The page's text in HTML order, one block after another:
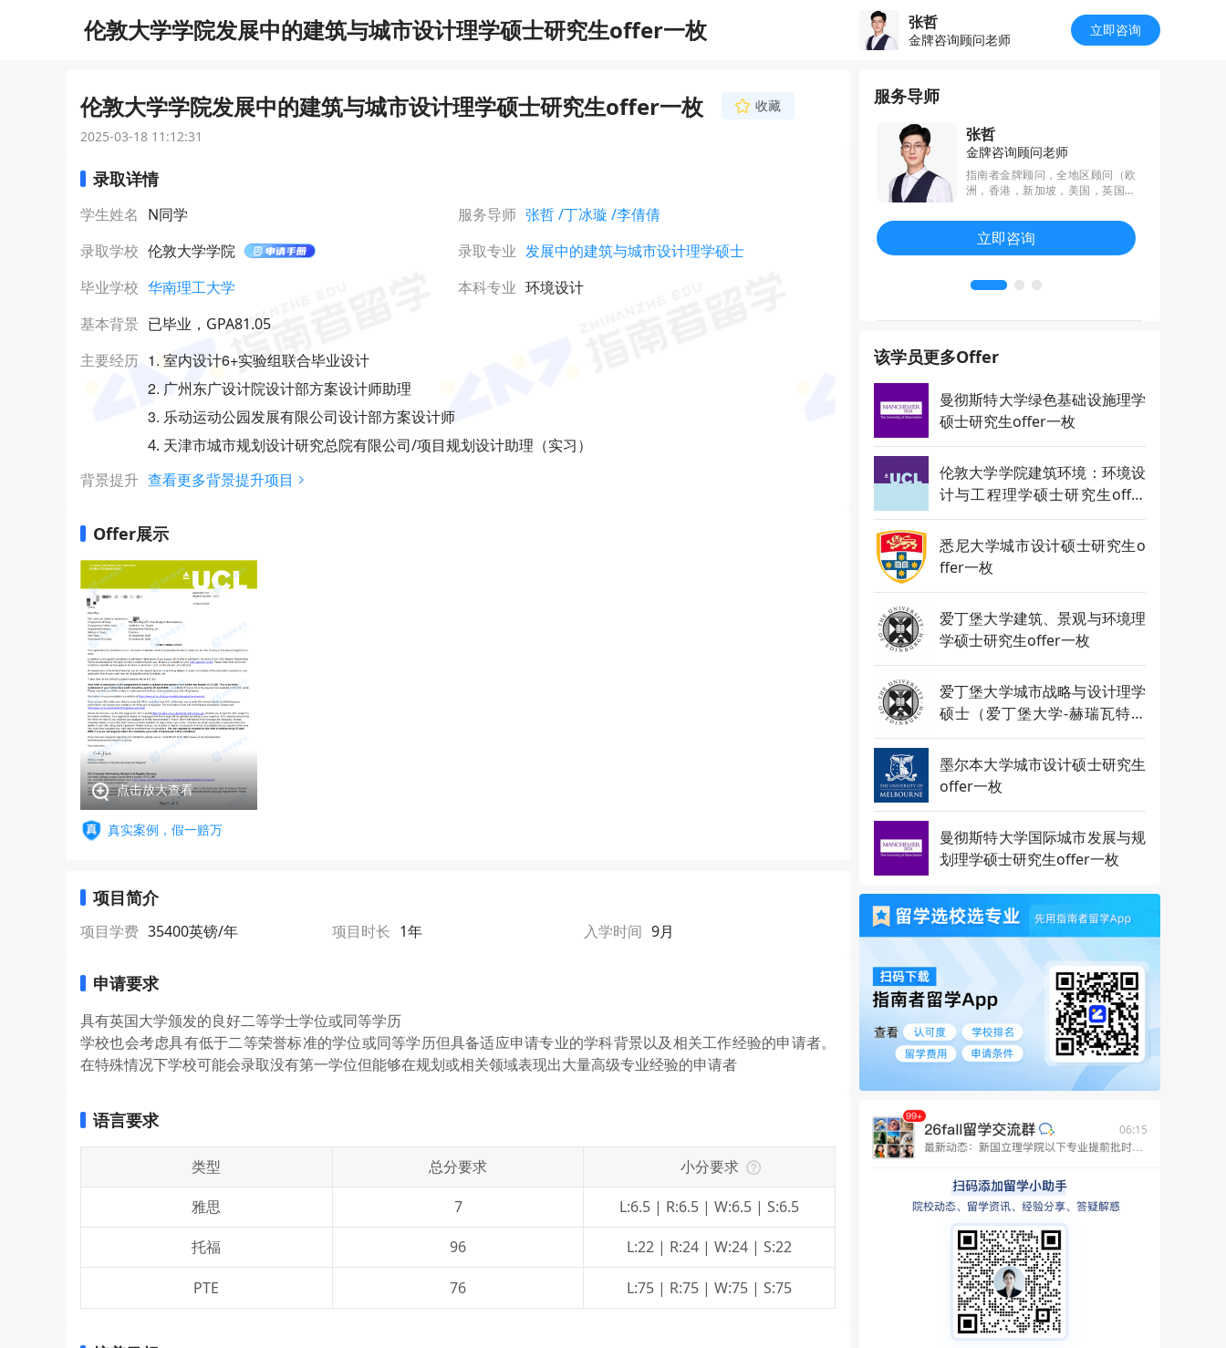
伦敦大学学院发展中的建筑与城市设计理学硕士研究生offer一枚 张哲
金牌咨询顾问老师
立即咨询
伦敦大学学院发展中的建筑与城市设计理学硕士研究生offer一枚
收藏
2025-03-18 11:12:31
录取详情
学生姓名 N同学 服务导师 张哲/丁冰璇 /李倩倩
录取学校 伦敦大学学院 录取专业 发展中的建筑与城市设计理学硕士
毕业学校 华南理工大学 本科专业 环境设计
基本背景 已毕业，GPA81.05
主要经历 1. 室内设计6+实验组联合毕业设计
2. 广州东广设计院设计部方案设计师助理
3. 乐动运动公园发展有限公司设计部方案设计师
4. 天津市城市规划设计研究总院有限公司/项目规划设计助理（实习）
背景提升 查看更多背景提升项目
Offer展示
点击放大查看
真实案例，假一赔万
项目简介
项目学费 35400英镑/年 项目时长 1年 入学时间 9月
申请要求
具有英国大学颁发的良好二等学士学位或同等学历
学校也会考虑具有低于二等荣誉标准的学位或同等学历但具备适应申请专业的学科背景以及相关工作经验的申请者。
在特殊情况下学校可能会录取没有第一学位但能够在规划或相关领域表现出大量高级专业经验的申请者
语言要求
类型 总分要求
小分要求
雅思
7
L:6.5 | R:6.5 | W:6.5 | S:6.5
托福
96 L:22 | R:24 | W:24 | S:22
PTE 76 L:75 | R:75 | W:75 | S:75
服务导师
与申请逻辑，能结合学生背景进行
张哲
金牌咨询顾问老师
指南者金牌顾问，全地区顾问（欧
洲，香港，新加坡，美国，英国，
区负责人，多次带学生斩获耶鲁，
斯坦福，剑桥，NUS等世界顶级名
校录取，有创业经历，认知高，熟
各专业信息，挖掘学生亮点，通过
立即咨询
该学员更多Offer
曼彻斯特大学绿色基础设施理学
硕士研究生offer一枚
伦敦大学学院建筑环境：环境设
计与工程理学硕士研究生offer
一枚
悉尼大学城市设计硕士研究生o
ffer一枚
爱丁堡大学建筑、景观与环境理
学硕士研究生offer一枚
爱丁堡大学城市战略与设计理学
硕士（爱丁堡大学-赫瑞瓦特大
学联合开设）研究生offer一枚
墨尔本大学城市设计硕士研究生
offer一枚
曼彻斯特大学国际城市发展与规
划理学硕士研究生offer一枚
06:15